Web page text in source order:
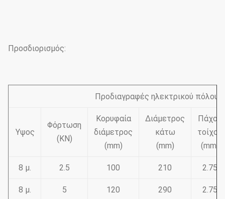
Προσδιορισμός:
Προδιαγραφές ηλεκτρικού πόλου
Υψος
Φόρτωση
(KN)
Κορυφαία
διάμετρος
(mm)
Διάμετρος
κάτω
(mm)
Πάχος
τοίχου
(mm)
8 μ. 2.5 100 210 2.75
8 μ. 5 120 290 2.75